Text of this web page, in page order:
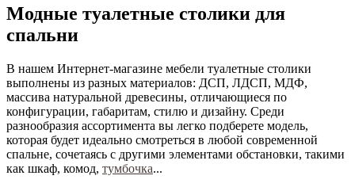
Модные туалетные столики для
спальни
В нашем Интернет-магазине мебели туалетные столики
выполнены из разных материалов: ДСП, ЛДСП, МДФ,
массива натуральной древесины, отличающиеся по
конфигурации, габаритам, стилю и дизайну. Среди
разнообразия ассортимента вы легко подберете модель,
которая будет идеально смотреться в любой современной
спальне, сочетаясь с другими элементами обстановки, такими
как шкаф, комод, тумбочка...